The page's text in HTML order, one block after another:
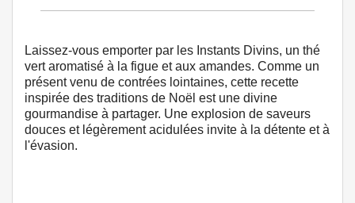
Laissez-vous emporter par les Instants Divins, un thé
vert aromatisé à la figue et aux amandes. Comme un
présent venu de contrées lointaines, cette recette
inspirée des traditions de Noël est une divine
gourmandise à partager. Une explosion de saveurs
douces et légèrement acidulées invite à la détente et à
l'évasion.